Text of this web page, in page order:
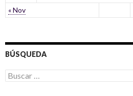
« Nov
BÚSQUEDA
B
u